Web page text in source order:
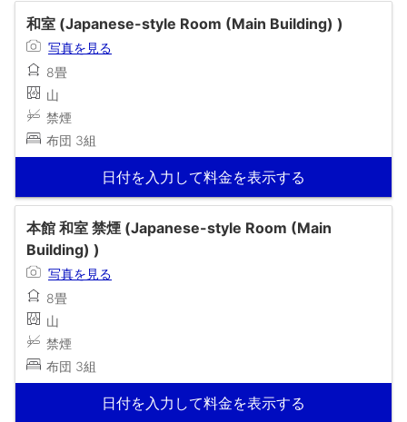
和室 (Japanese-style Room (Main Building) )
写真を見る
8畳
山
禁煙
布団 3組
日付を入力して料金を表示する
本館 和室 禁煙 (Japanese-style Room (Main
Building) )
写真を見る
8畳
山
禁煙
布団 3組
日付を入力して料金を表示する